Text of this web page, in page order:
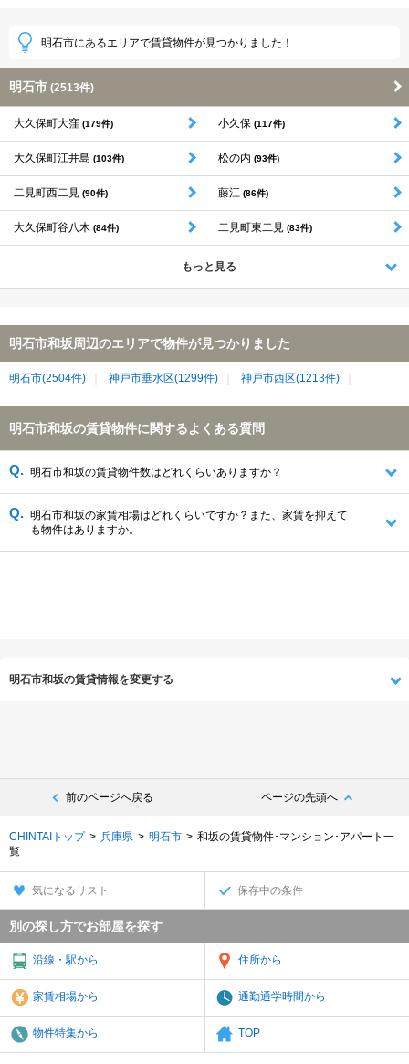
明石市にあるエリアで賃貸物件が見つかりました！
明石市 (2513件)
大久保町大窪 (179件) 小久保 (117件)
大久保町江井島 (103件) 松の内 (93件)
二見町西二見 (90件) 藤江 (86件)
大久保町谷八木 (84件) 二見町東二見 (83件)
もっと見る
明石市和坂周辺のエリアで物件が見つかりました
明石市(2504件) 神戸市垂水区(1299件) 神戸市西区(1213件)
明石市和坂の賃貸物件に関するよくある質問
明石市和坂の賃貸物件数はどれくらいありますか？
明石市和坂の家賃相場はどれくらいですか？また、家賃を抑えて
も物件はありますか。
明石市和坂の賃貸情報を変更する
前のページへ戻る ページの先頭へ
CHINTAIトップ 兵庫県 明石市
和坂の賃貸物件･マンション･アパート一
覧
気になるリスト 保存中の条件
別の探し方でお部屋を探す
沿線・駅から 住所から
家賃相場から 通勤通学時間から
物件特集から TOP